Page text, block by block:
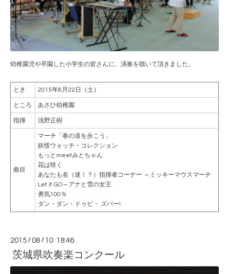
幼稚園児や卒園した小学生の皆さんに、演奏を聴いて頂きました。
とき 2015年8月22日（土）
ところ あさひ幼稚園
指揮 浅野正樹
曲目
マーチ「春の道を歩こう」
妖怪ウォッチ・コレクション
もっとmeetみとちゃん
花は咲く
あなたも名（迷！？）指揮者コーナー ～ミッキーマウスマーチ
Let it GO～アナと雪の女王
勇気100％
ダン・ダン・ドゥビ・ ズバー!
2015 /08 / 10 18:46
茨城県吹奏楽コンクール